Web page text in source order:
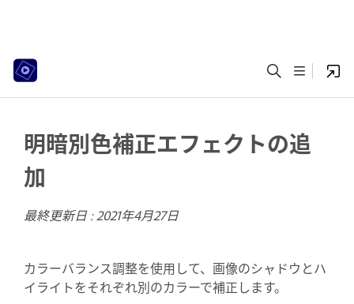
明暗別色補正エフェクトの追
加
最終更新日 :2021年4月27日
カラーバランス調整を使用して、画像のシャドウとハ
イライトをそれぞれ別のカラーで補正します。